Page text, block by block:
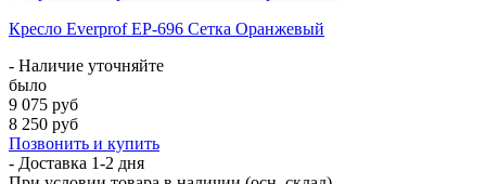
Кресло Everprof EP-696 Сетка Оранжевый
- Наличие уточняйте
было
9 075 руб
8 250 руб
Позвонить и купить
- Доставка 1-2 дня